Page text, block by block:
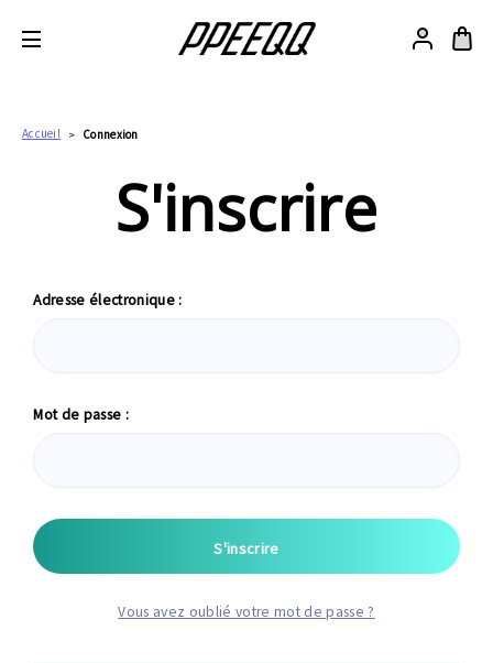
Accueil Connexion
S'inscrire
Adresse électronique :
Mot de passe :
Vous avez oublié votre mot de passe ?